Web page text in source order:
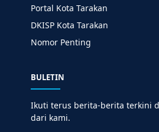
Portal Kota Tarakan
DKISP Kota Tarakan
Nomor Penting
BULETIN
Ikuti terus berita-berita terkini
dari kami.